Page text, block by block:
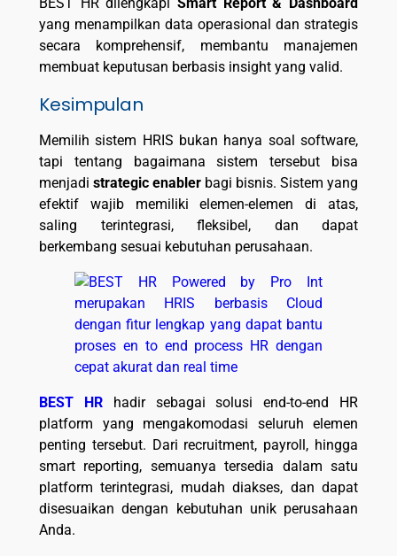
yang menampilkan data operasional dan strategis
secara komprehensif, membantu manajemen
membuat keputusan berbasis insight yang valid.
Kesimpulan
Memilih sistem HRIS bukan hanya soal software,
tapi tentang bagaimana sistem tersebut bisa
menjadi strategic enabler bagi bisnis. Sistem yang
efektif wajib memiliki elemen-elemen di atas,
saling terintegrasi, fleksibel, dan dapat
berkembang sesuai kebutuhan perusahaan.
BEST HRhadir sebagai solusi end-to-end HR
platform yang mengakomodasi seluruh elemen
penting tersebut. Dari recruitment, payroll, hingga
smart reporting, semuanya tersedia dalam satu
platform terintegrasi, mudah diakses, dan dapat
disesuaikan dengan kebutuhan unik perusahaan
Anda.